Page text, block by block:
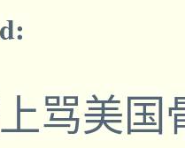
骂美